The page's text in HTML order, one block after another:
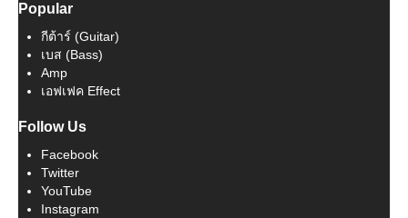
Popular
กีต้าร์ (Guitar)
เบส (Bass)
Amp
เอฟเฟค Effect
Follow Us
Facebook
Twitter
YouTube
Instagram